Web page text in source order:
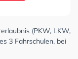
(PKW, LKW,
3 Fahrschulen, bei